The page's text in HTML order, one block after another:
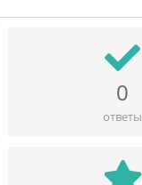
0
ответы